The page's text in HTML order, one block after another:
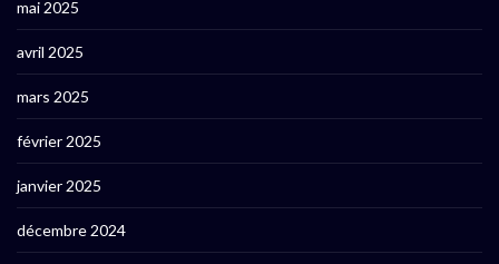
mai 2025
avril 2025
mars 2025
février 2025
janvier 2025
décembre 2024